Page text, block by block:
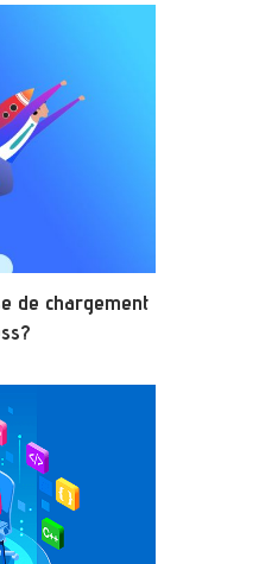
de chargement